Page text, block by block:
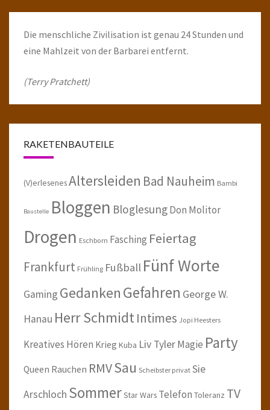
Die menschliche Zivilisation ist genau 24 Stunden und
eine Mahlzeit von der Barbarei entfernt.
(Terry Pratchett)
RAKETENBAUTEILE
(V)erlesenesAltersleiden Bad Nauheim Bambi
Baustelle Bloggen BloglesungDon Molitor
Drogen Eschborn Fasching Feiertag
Frankfurt Frühling Fußball Fünf Worte
Gaming GedankenGefahren George W.
Hanau Herr SchmidtIntimes Jopi Heesters
Kreatives Hören Krieg Kuba Liv TylerMagie Party
Queen Rauchen RMVSau Scheibster privat Sie
Arschloch SommerStar Wars Telefon Toleranz TV